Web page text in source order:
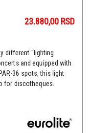
23.880,00 RSD
different "lighting
and equipped with
36 spots, this light
for discotheques.